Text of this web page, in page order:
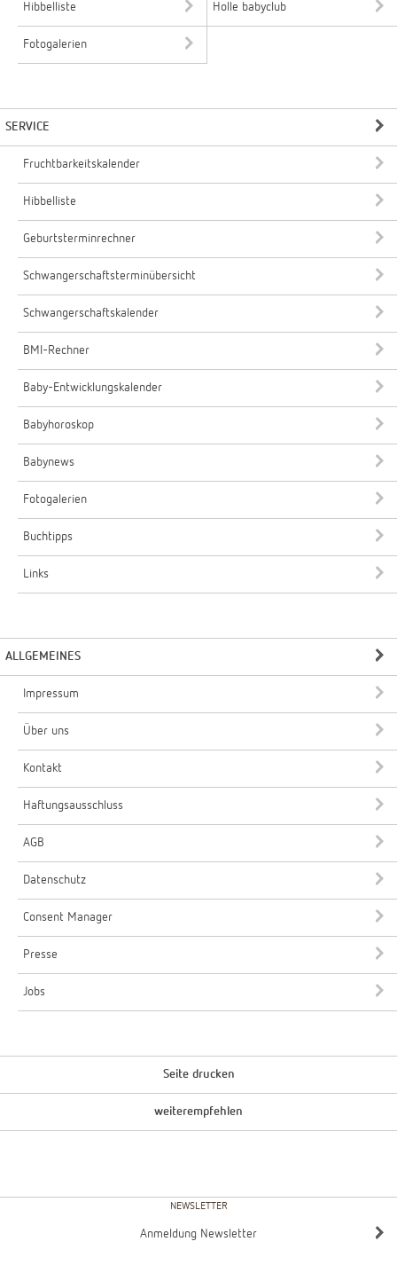
Hibbelliste Holle babyclub
Fotogalerien
SERVICE
Fruchtbarkeitskalender
Hibbelliste
Geburtsterminrechner
Schwangerschaftsterminübersicht
Schwangerschaftskalender
BMI-Rechner
Baby-Entwicklungskalender
Babyhoroskop
Babynews
Fotogalerien
Buchtipps
Links
ALLGEMEINES
Impressum
Über uns
Kontakt
Haftungsausschluss
AGB
Datenschutz
Consent Manager
Presse
Jobs
Seite drucken
weiterempfehlen
NEWSLETTER
Anmeldung Newsletter